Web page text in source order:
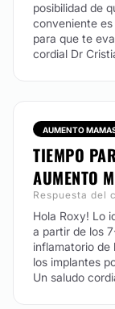
posibilidad de
conveniente
para que te
cordial Dr
AUMENTO
TIEMPO
AUMENTO
Respuesta del
Hola Roxy! Lo
a partir de los
inflamatorio de
los implantes
Un saludo